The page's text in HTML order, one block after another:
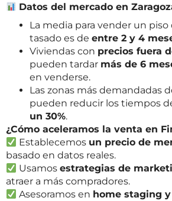
Datos del mercado en
La media para vender un
tasado es de entre 2 y 4
Viviendas con precios fuera
pueden tardar más de 6
en venderse.
Las zonas más demandadas
pueden reducir los tiempos
un 30%.
¿Cómo aceleramos la venta en
Establecemos un precio de
basado en datos reales.
Usamosestrategias de
atraer a más compradores.
Asesoramos en home staging